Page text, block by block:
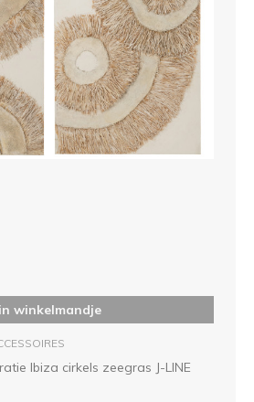
in winkelmandje
Ibiza cirkels zeegras J-LINE